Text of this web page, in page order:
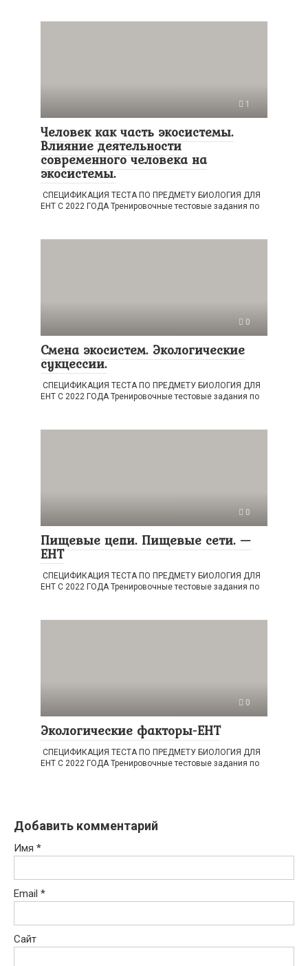
1
Человек как часть экосистемы.
Влияние деятельности
современного человека на
экосистемы.
СПЕЦИФИКАЦИЯ ТЕСТА ПО ПРЕДМЕТУ БИОЛОГИЯ ДЛЯ
ЕНТ С 2022 ГОДА Тренировочные тестовые задания по
0
Смена экосистем. Экологические
сукцессии.
СПЕЦИФИКАЦИЯ ТЕСТА ПО ПРЕДМЕТУ БИОЛОГИЯ ДЛЯ
ЕНТ С 2022 ГОДА Тренировочные тестовые задания по
0
Пищевые цепи. Пищевые сети. —
ЕНТ
СПЕЦИФИКАЦИЯ ТЕСТА ПО ПРЕДМЕТУ БИОЛОГИЯ ДЛЯ
ЕНТ С 2022 ГОДА Тренировочные тестовые задания по
0
Экологические факторы-ЕНТ
СПЕЦИФИКАЦИЯ ТЕСТА ПО ПРЕДМЕТУ БИОЛОГИЯ ДЛЯ
ЕНТ С 2022 ГОДА Тренировочные тестовые задания по
Добавить комментарий
Имя *
Email *
Сайт